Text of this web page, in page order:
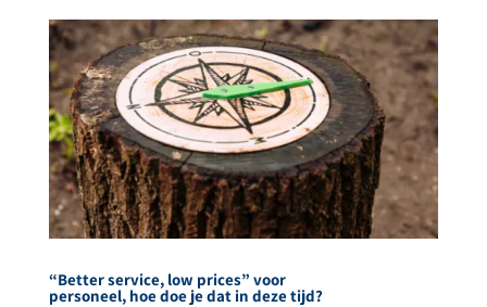
“Better service, low prices” voor
personeel, hoe doe je dat in deze tijd?